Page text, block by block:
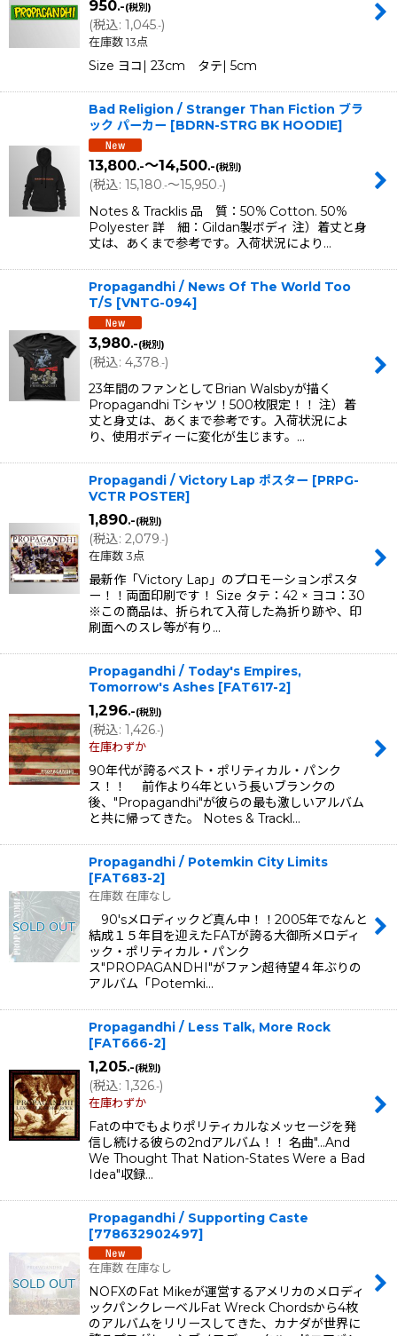
950.-(税別)
(税込: 1,045.-)
在庫数 13点
Size ヨコ| 23cm タテ| 5cm
Bad Religion / Stranger Than Fiction ブラ
ック パーカー [BDRN-STRG BK HOODIE]
13,800.-～14,500.-(税別)
(税込: 15,180.-～15,950.-)
Notes & Tracklis 品 質：50% Cotton. 50%
Polyester 詳 細：Gildan製ボディ 注）着丈と身
丈は、あくまで参考です。入荷状況により…
Propagandhi / News Of The World Too
T/S [VNTG-094]
3,980.-(税別)
(税込: 4,378.-)
23年間のファンとしてBrian Walsbyが描く
Propagandhi Tシャツ！500枚限定！！ 注）着
丈と身丈は、あくまで参考です。入荷状況によ
り、使用ボディーに変化が生じます。…
Propagandi / Victory Lap ポスター [PRPG-
VCTR POSTER]
1,890.-(税別)
(税込: 2,079.-)
在庫数 3点
最新作「Victory Lap」のプロモーションポスタ
ー！！両面印刷です！ Size タテ：42 × ヨコ：30
※この商品は、折られて入荷した為折り跡や、印
刷面へのスレ等が有り…
Propagandhi / Today's Empires,
Tomorrow's Ashes [FAT617-2]
1,296.-(税別)
(税込: 1,426.-)
在庫わずか
90年代が誇るベスト・ポリティカル・パンク
ス！！ 前作より4年という長いブランクの
後、"Propagandhi"が彼らの最も激しいアルバム
と共に帰ってきた。 Notes & Trackl…
Propagandhi / Potemkin City Limits
[FAT683-2]
在庫数 在庫なし
90'sメロディックど真ん中！！2005年でなんと
結成１５年目を迎えたFATが誇る大御所メロディ
ック・ポリティカル・パンク
ス"PROPAGANDHI"がファン超待望４年ぶりの
アルバム「Potemki…
Propagandhi / Less Talk, More Rock
[FAT666-2]
1,205.-(税別)
(税込: 1,326.-)
在庫わずか
Fatの中でもよりポリティカルなメッセージを発
信し続ける彼らの2ndアルバム！！ 名曲"...And
We Thought That Nation-States Were a Bad
Idea"収録…
Propagandhi / Supporting Caste
[778632902497]
在庫数 在庫なし
NOFXのFat Mikeが運営するアメリカのメロディ
ックパンクレーベルFat Wreck Chordsから4枚
のアルバムをリリースしてきた、カナダが世界に